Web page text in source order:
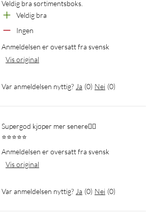
Veldig bra sortimentsboks.
Veldig bra
Ingen
Anmeldelsen er oversatt fra svensk
Vis original
Var anmeldelsen nyttig? Ja (0) Nei (0)
Supergod kjøper mer senere👍🏻
⭐️⭐️⭐️⭐️⭐️
Anmeldelsen er oversatt fra svensk
Vis original
Var anmeldelsen nyttig? Ja (0) Nei (0)